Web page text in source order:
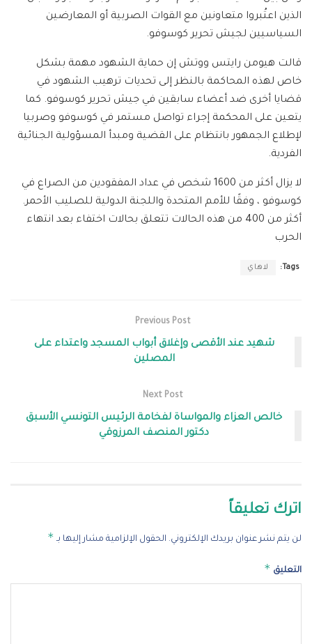
الذين اعتُبروا متعاونين مع القوات الصربية أو المعارضين
السياسيين لجيش تحرير كوسوفو.
قالت هيومن رايتس ووتش إن حماية الشهود مهمة بشكل
خاص لهذه المحاكمة بالنظر إلى تحديات ترهيب الشهود في
قضايا أخرى ضد أعضاء سابقين في جيش تحرير كوسوفو. كما
يتعين على المحكمة إجراء تواصل مستمر في كوسوفو وصربيا
لإطلاع الجمهور بانتظام على القضية ومبدأ المسؤولية الجنائية
الفردية.
لا يزال أكثر من 1600 شخص في عداد المفقودين من الصراع في
كوسوفو ، وفقًا للأمم المتحدة واللجنة الدولية للصليب الأحمر.
أكثر من 400 من هذه الحالات تتعلق بحالات اختفاء بعد انتهاء
الحرب
Tags: لاهاي
Previous Post
شهيد عند الأقصى وإغلاق أبواب المسجد واعتداء على
المصلين
Next Post
خالص العزاء والمواساة لفخامة الرئيس التونسي الأسبق
دكتور المنصف المرزوقي
اترك تعليقاً
لن يتم نشر عنوان بريدك الإلكتروني. الحقول الإلزامية مشار إليها بـ *
التعليق *